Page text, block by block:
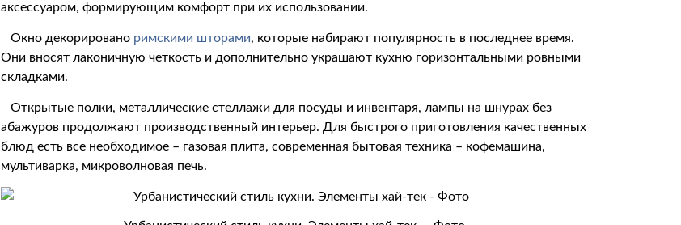
аксессуаром, формирующим комфорт при их использовании.
Окно декорировано римскими шторами, которые набирают популярность в последнее время.
Они вносят лаконичную четкость и дополнительно украшают кухню горизонтальными ровными
складками.
Открытые полки, металлические стеллажи для посуды и инвентаря, лампы на шнурах без
абажуров продолжают производственный интерьер. Для быстрого приготовления качественных
блюд есть все необходимое – газовая плита, современная бытовая техника – кофемашина,
мультиварка, микроволновая печь.